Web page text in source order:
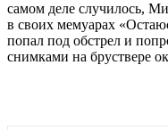
самом деле случилось,
в своих мемуарах
попал под обстрел и
снимками на бруствере